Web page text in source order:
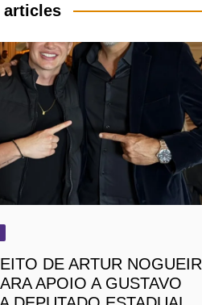
articles
DE ARTUR
APOIO A GUSTAVO